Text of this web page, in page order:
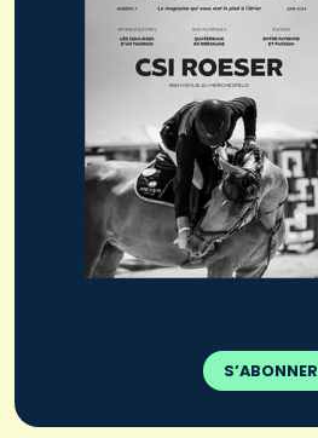
S’ABONNER